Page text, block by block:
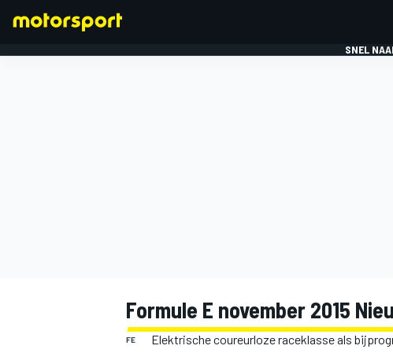
SNEL
Formule E november 2015
FE Elektrische coureurloze raceklasse als